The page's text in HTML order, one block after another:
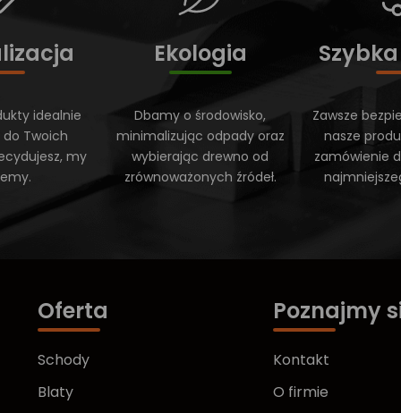
idealnie
Twoich
my
Ekologia
Dbamy o środowisko,
minimalizując odpady oraz
wybierając drewno od
zrównoważonych źródeł.
Zawsze
nasze
zamówienie
Oferta
Schody
Blaty
Poznajmy
Kontakt
O firmie